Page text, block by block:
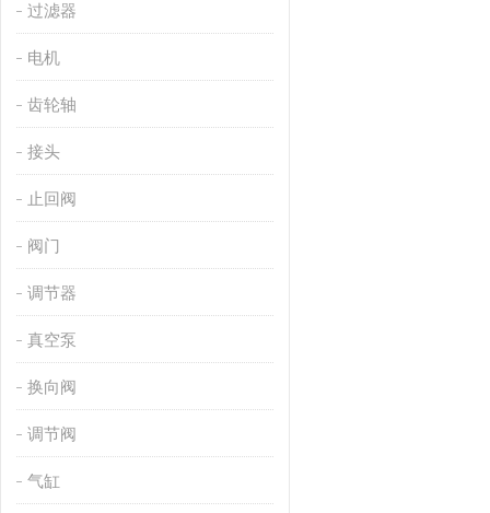
过滤器
电机
齿轮轴
接头
止回阀
阀门
调节器
真空泵
换向阀
调节阀
气缸